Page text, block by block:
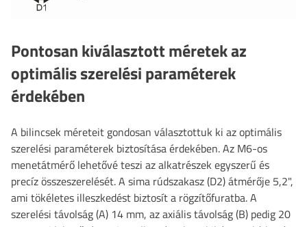
Pontosan kiválasztott méretek az
optimális szerelési paraméterek
érdekében
A bilincsek méreteit gondosan választottuk ki az optimális
szerelési paraméterek biztosítása érdekében. Az M6-os
menetátmérő lehetővé teszi az alkatrészek egyszerű és
precíz összeszerelését. A sima rúdszakasz (D2) átmérője 5,2",
ami tökéletes illeszkedést biztosít a rögzítőfuratba. A
szerelési távolság (A) 14 mm, az axiális távolság (B) pedig 20